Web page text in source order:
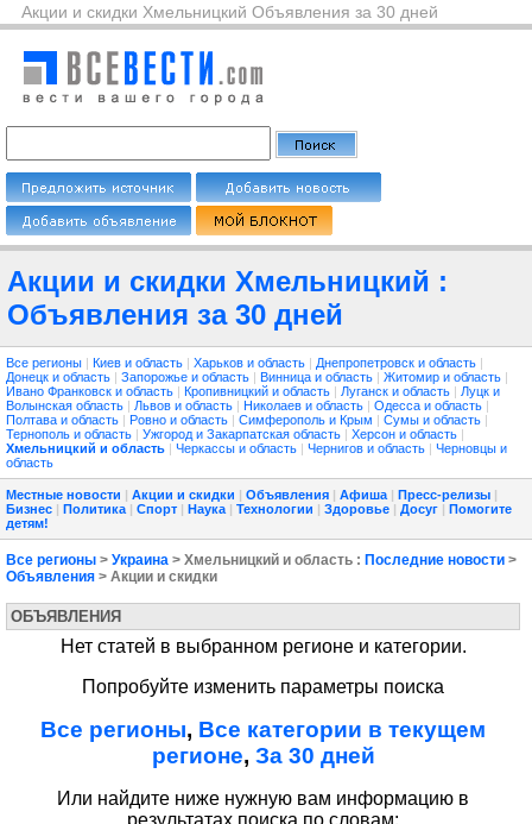
Акции и скидки Хмельницкий Объявления за 30 дней
Акции и скидки Хмельницкий :
Объявления за 30 дней
Все регионы | Киев и область | Харьков и область | Днепропетровск и область |
Донецк и область | Запорожье и область | Винница и область | Житомир и область |
Ивано Франковск и область | Кропивницкий и область | Луганск и область | Луцк и
Волынская область | Львов и область | Николаев и область | Одесса и область |
Полтава и область | Ровно и область | Симферополь и Крым | Сумы и область |
Тернополь и область | Ужгород и Закарпатская область | Херсон и область |
Хмельницкий и область | Черкассы и область | Чернигов и область | Черновцы и
область
Местные новости | Акции и скидки | Объявления | Афиша | Пресс-релизы |
Бизнес | Политика | Спорт | Наука | Технологии | Здоровье | Досуг | Помогите
детям!
Все регионы > Украина > Хмельницкий и область : Последние новости >
Объявления > Акции и скидки
ОБЪЯВЛЕНИЯ
Нет статей в выбранном регионе и категории.
Попробуйте изменить параметры поиска
Все регионы, Все категории в текущем
регионе, За 30 дней
Или найдите ниже нужную вам информацию в
результатах поиска по словам: